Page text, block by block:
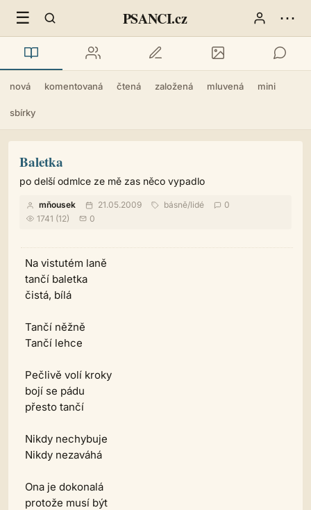
☰ PSANCI.cz ⋯
nová komentovaná čtená založená mluvená mini
sbírky
Baletka
po delší odmlce ze mě zas něco vypadlo
mňousek 21.05.2009 básně/lidé
0
1741 (12)
0
Na vistutém laně
tančí baletka
čistá, bílá
Tančí něžně
Tančí lehce
Pečlivě volí kroky
bojí se pádu
přesto tančí
Nikdy nechybuje
Nikdy nezaváhá
Ona je dokonalá
protože musí být